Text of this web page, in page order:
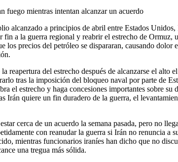
fuego mientras intentan alcanzar un acuerdo
alcanzado a principios de abril entre Estados Unidos,
fin a la guerra regional y reabrir el estrecho de Ormuz,
los precios del petróleo se dispararan, causando dolor
reapertura del estrecho después de alcanzarse el alto
tras la imposición del bloqueo naval por parte de
el estrecho y haga concesiones importantes sobre su
Irán quiere un fin duradero de la guerra, el
cerca de un acuerdo la semana pasada, pero no
con reanudar la guerra si Irán no renuncia a
mientras funcionarios iraníes han dicho que no
una tregua más sólida.